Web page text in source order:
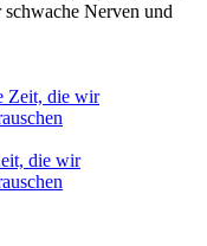
Nerven und
die wir